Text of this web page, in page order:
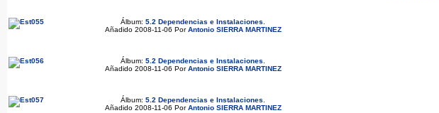
Álbum: 5.2 Dependencias e Instalaciones
Añadido 2008-11-06 PorAntonio SIERRA MARTINEZ
Álbum: 5.2 Dependencias e Instalaciones
Añadido 2008-11-06 PorAntonio SIERRA MARTINEZ
Álbum: 5.2 Dependencias e Instalaciones
Añadido 2008-11-06 PorAntonio SIERRA MARTINEZ